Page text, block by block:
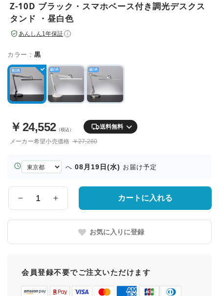
Z-10D ブラック・スマホベース付き調光デスクス
タンド ・昼白色
あんしん1年保証 i
カラー： 黒
￥ 24,552（税込） 送料無料
メーカー希望小売価格 ￥27,280
お
届
県
へ 08月19日(水) お届け予定
量
カートに入れる
お気に入りに登録
会員登録不要でご注文いただけます